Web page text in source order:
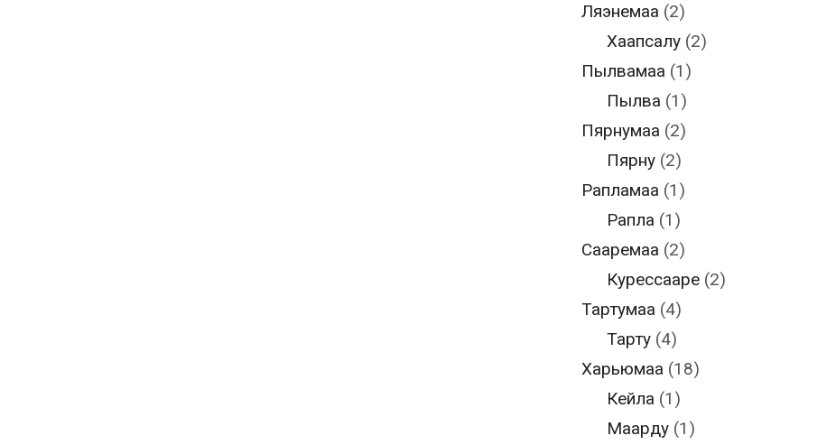
Ляэнемаа (2)
Хаапсалу (2)
Пылвамаа (1)
Пылва (1)
Пярнумаа (2)
Пярну (2)
Рапламаа (1)
Рапла (1)
Сааремаа (2)
Курессааре (2)
Тартумаа (4)
Тарту (4)
Харьюмаа (18)
Кейла (1)
Маарду (1)